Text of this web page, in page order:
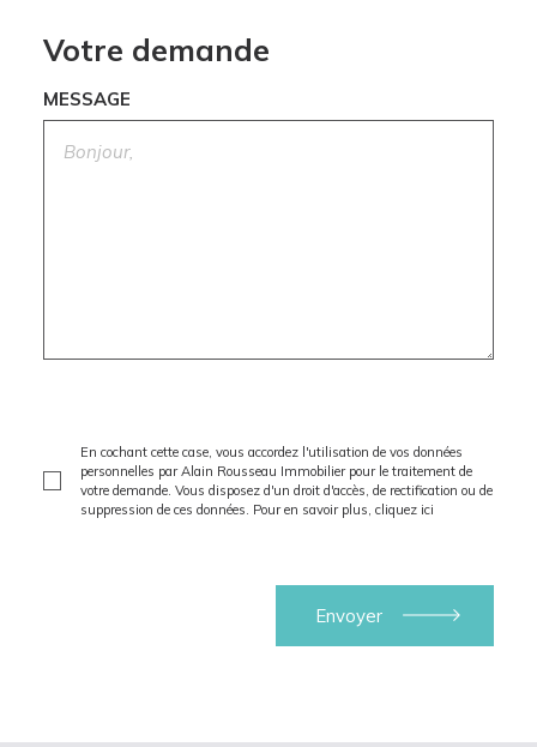
Votre demande
MESSAGE
En cochant cette case, vous accordez l'utilisation de vos données
personnelles par Alain Rousseau Immobilier pour le traitement de
votre demande. Vous disposez d'un droit d'accès, de rectification ou de
suppression de ces données. Pour en savoir plus, cliquez ici